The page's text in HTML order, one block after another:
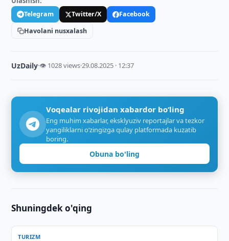
Telegram Twitter/X
Facebook
Havolani nusxalash
UzDaily·👁 1028 views·29.08.2025 · 12:37
Voqealar rivojidan xabardor bo‘ling
Eng muhim xabarlar, eksklyuziv reportajlar va tezkor
yangiliklarni o‘zingizga qulay platformada kuzatib
boring.
Obuna bo'ling
Shuningdek o'qing
TURIZM